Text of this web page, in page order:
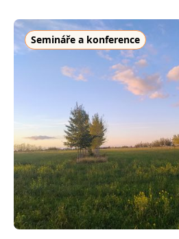
Semináře a konference